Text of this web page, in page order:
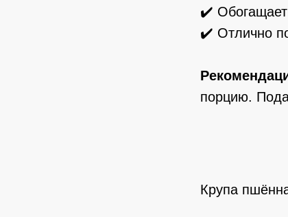
✔️ Обогащает
✔️ Отлично
порцию.
Крупа